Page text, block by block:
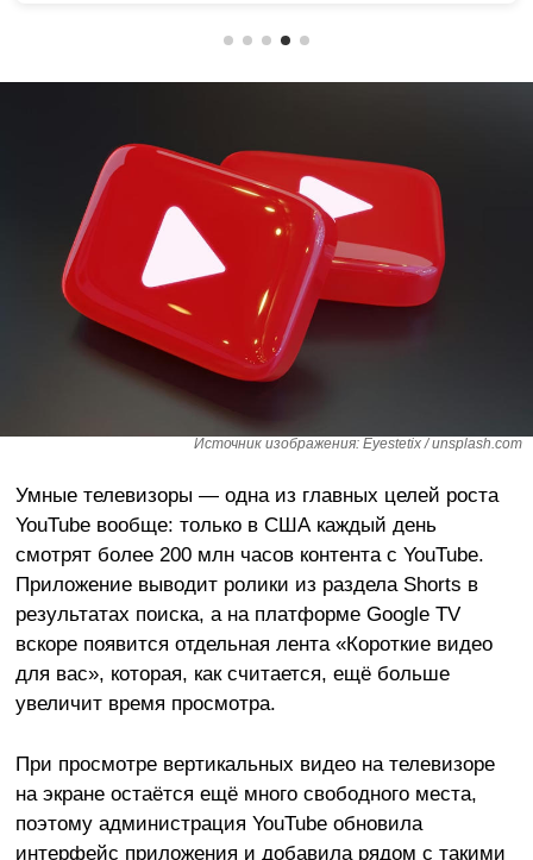
Источник изображения: Eyestetix / unsplash.com
Умные телевизоры — одна из главных целей роста
YouTube вообще: только в США каждый день
смотрят более 200 млн часов контента с YouTube.
Приложение выводит ролики из раздела Shorts в
результатах поиска, а на платформе Google TV
вскоре появится отдельная лента «Короткие видео
для вас», которая, как считается, ещё больше
увеличит время просмотра.
При просмотре вертикальных видео на телевизоре
на экране остаётся ещё много свободного места,
поэтому администрация YouTube обновила
интерфейс приложения и добавила рядом с такими